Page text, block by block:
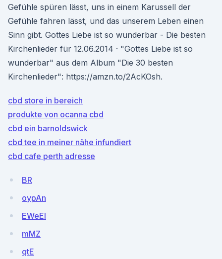
Gefühle spüren lässt, uns in einem Karussell der
Gefühle fahren lässt, und das unserem Leben einen
Sinn gibt. Gottes Liebe ist so wunderbar - Die besten
Kirchenlieder für 12.06.2014 · "Gottes Liebe ist so
wunderbar" aus dem Album "Die 30 besten
Kirchenlieder": https://amzn.to/2AcKOsh.
cbd store in bereich
produkte von ocanna cbd
cbd ein barnoldswick
cbd tee in meiner nähe infundiert
cbd cafe perth adresse
BR
oypAn
EWeEI
mMZ
qtE